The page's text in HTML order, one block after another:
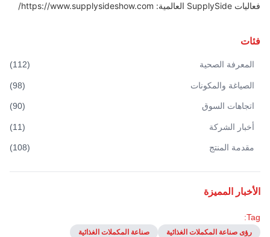
فعاليات SupplySide العالمية: https://www.supplysideshow.com/
فئات
المعرفة الصحية (
112
)
الصياغة والمكونات (
98
)
اتجاهات السوق (
90
)
أخبار الشركة (
11
)
مقدمة المنتج (
108
)
الأخبار المميزة
Tag:
رؤى صناعة المكملات الغذائية
صناعة المكملات الغذائية